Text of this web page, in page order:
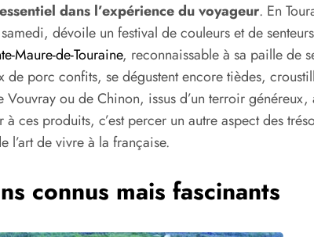
dans l’expérience du voyageur. En
dévoile un festival de couleurs et de
Maure-de-Touraine, reconnaissable à sa paille de
de porc confits, se dégustent encore tièdes,
Vouvray ou de Chinon, issus d’un terroir
ces produits, c’est percer un autre aspect des
l’art de vivre à la française.
connus mais fascinants